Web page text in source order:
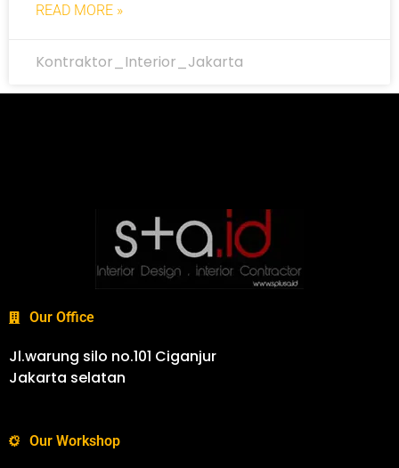
READ MORE »
Kontraktor_Interior_Jakarta
Our Office
Jl.warung silo no.101 Ciganjur
Jakarta selatan
Our Workshop